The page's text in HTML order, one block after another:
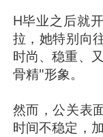
H毕业之后就
拉，她特别向
时尚、稳重、
骨精"形象。
然而，公关表
时间不稳定，